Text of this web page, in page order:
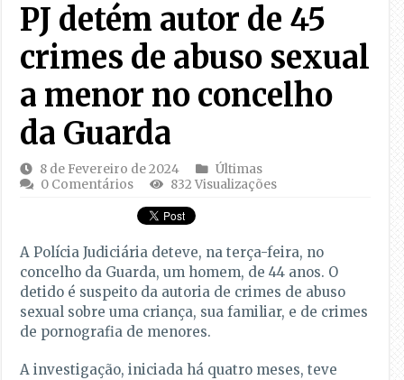
PJ detém autor de 45
crimes de abuso sexual
a menor no concelho
da Guarda
8 de Fevereiro de 2024
Últimas
0 Comentários
832 Visualizações
A Polícia Judiciária deteve, na terça-feira, no
concelho da Guarda, um homem, de 44 anos. O
detido é suspeito da autoria de crimes de abuso
sexual sobre uma criança, sua familiar, e de crimes
de pornografia de menores.
A investigação, iniciada há quatro meses, teve